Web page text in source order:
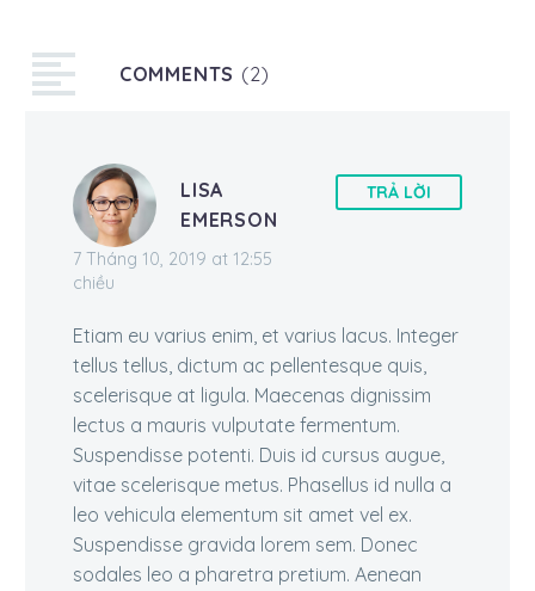
COMMENTS (2)
LISA
EMERSON
7 Tháng 10, 2019 at 12:55
chiều
TRẢ LỜI
Etiam eu varius enim, et varius lacus. Integer
tellus tellus, dictum ac pellentesque quis,
scelerisque at ligula. Maecenas dignissim
lectus a mauris vulputate fermentum.
Suspendisse potenti. Duis id cursus augue,
vitae scelerisque metus. Phasellus id nulla a
leo vehicula elementum sit amet vel ex.
Suspendisse gravida lorem sem. Donec
sodales leo a pharetra pretium. Aenean